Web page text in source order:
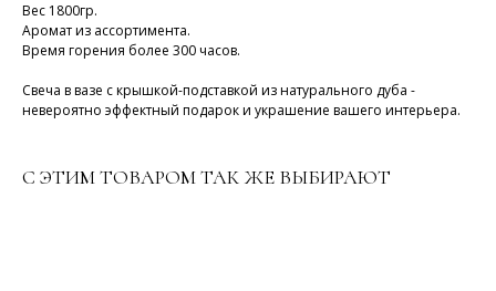
Вес 1800гр.
Аромат из ассортимента.
Время горения более 300 часов.
Свеча в вазе с крышкой-подставкой из натурального дуба -
невероятно эффектный подарок и украшение вашего интерьера.
С ЭТИМ ТОВАРОМ ТАК ЖЕ ВЫБИРАЮТ